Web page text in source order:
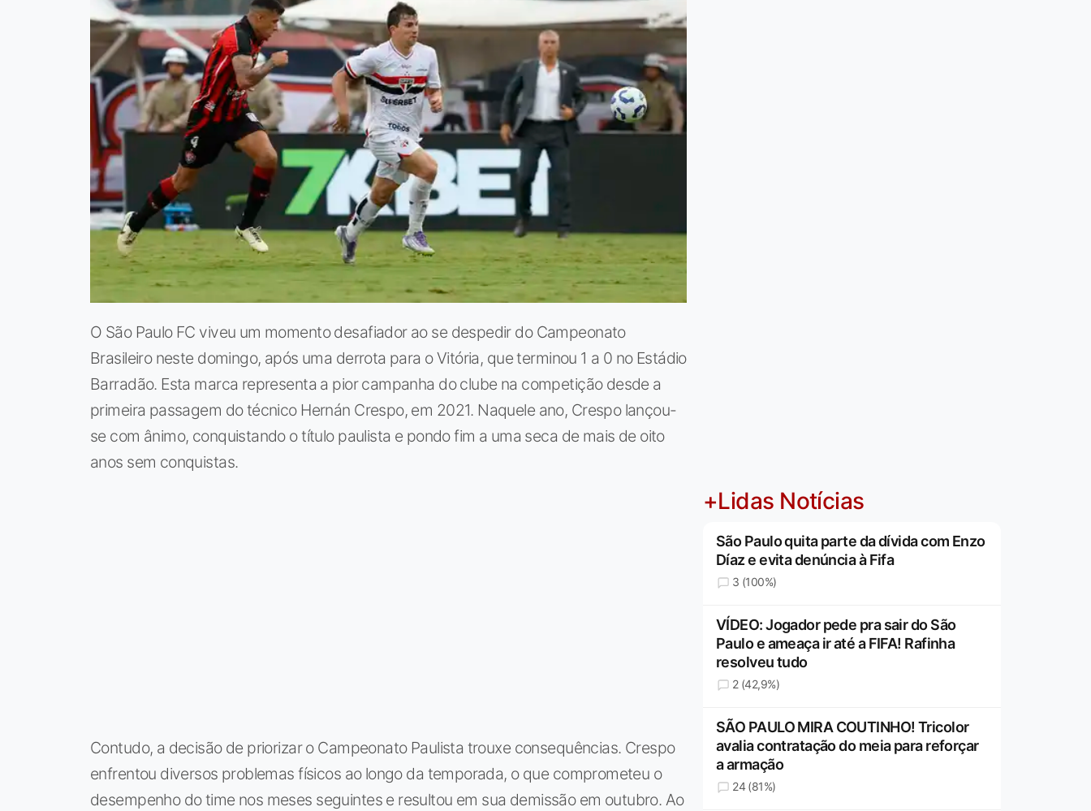
O São Paulo FC viveu um momento desafiador ao se despedir do Campeonato
Brasileiro neste domingo, após uma derrota para o Vitória, que terminou 1 a 0 no Estádio
Barradão. Esta marca representa a pior campanha do clube na competição desde a
primeira passagem do técnico Hernán Crespo, em 2021. Naquele ano, Crespo lançou-
se com ânimo, conquistando o título paulista e pondo fim a uma seca de mais de oito
anos sem conquistas.
Contudo, a decisão de priorizar o Campeonato Paulista trouxe consequências. Crespo
enfrentou diversos problemas físicos ao longo da temporada, o que comprometeu o
desempenho do time nos meses seguintes e resultou em sua demissão em outubro. Ao
+Lidas Notícias
São Paulo quita parte da dívida com Enzo
Díaz e evita denúncia à Fifa
3 (100%)
VÍDEO: Jogador pede pra sair do São
Paulo e ameaça ir até a FIFA! Rafinha
resolveu tudo
2 (42,9%)
SÃO PAULO MIRA COUTINHO! Tricolor
avalia contratação do meia para reforçar
a armação
24 (81%)